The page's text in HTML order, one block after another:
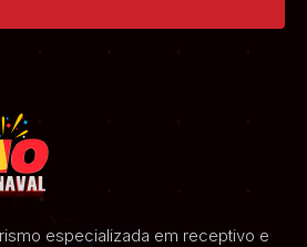
especializada em receptivo e